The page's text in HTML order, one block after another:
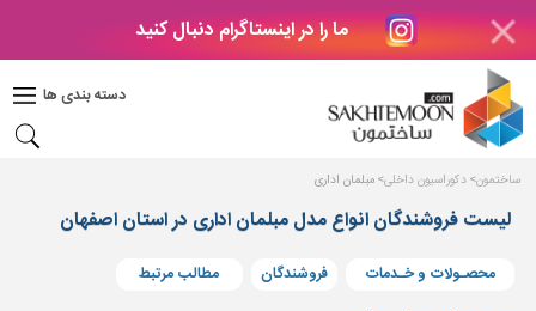
ما را در اینستاگرام دنبال کنید
دسته بندی ها
دکوراسیون
بتن
های
بتنی
و
ساختمون دکوراسیون داخلی مبلمان اداری
لیست فروشندگان انواع مدل مبلمان اداری در استان اصفهان
محصـولات و خـدمات فروشندگان مطالب مرتبط